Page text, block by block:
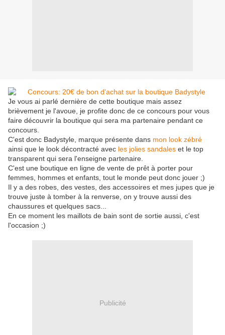
Je vous ai parlé dernière de cette boutique mais assez
brièvement je l'avoue, je profite donc de ce concours pour vous
faire découvrir la boutique qui sera ma partenaire pendant ce
concours.
C'est donc Badystyle, marque présente dans mon look zébré
ainsi que le look décontracté avec les jolies sandales et le top
transparent qui sera l'enseigne partenaire.
C'est une boutique en ligne de vente de prêt à porter pour
femmes, hommes et enfants, tout le monde peut donc jouer ;)
Il y a des robes, des vestes, des accessoires et mes jupes que je
trouve juste à tomber à la renverse, on y trouve aussi des
chaussures et quelques sacs...
En ce moment les maillots de bain sont de sortie aussi, c'est
l'occasion ;)
Publicité